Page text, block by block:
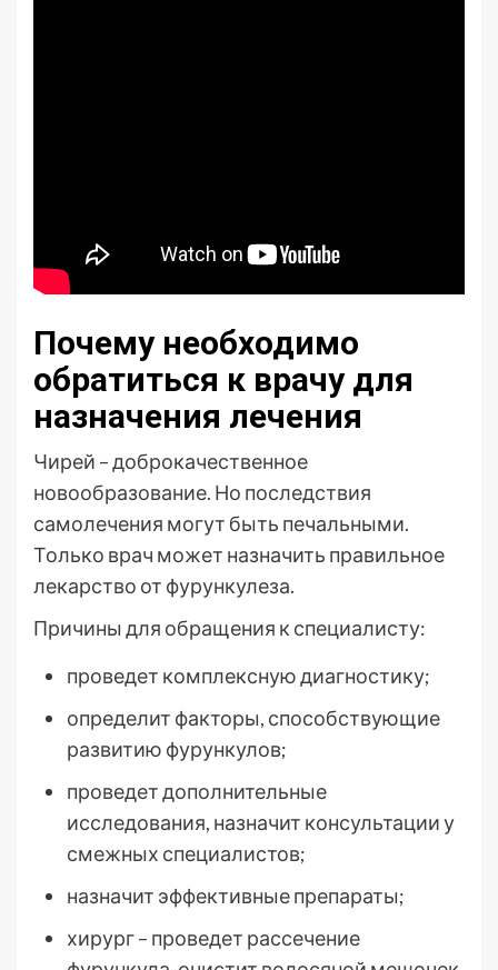
Почему необходимо
обратиться к врачу для
назначения лечения
Чирей – доброкачественное
новообразование. Но последствия
самолечения могут быть печальными.
Только врач может назначить правильное
лекарство от фурункулеза.
Причины для обращения к специалисту:
проведет комплексную диагностику;
определит факторы, способствующие
развитию фурункулов;
проведет дополнительные
исследования, назначит консультации у
смежных специалистов;
назначит эффективные препараты;
хирург – проведет рассечение